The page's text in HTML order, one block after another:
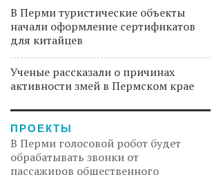
В Перми туристические объекты
начали оформление сертификатов
для китайцев
Ученые рассказали о причинах
активности змей в Пермском крае
ПРОЕКТЫ
В Перми голосовой робот будет
обрабатывать звонки от
пассажиров общественного